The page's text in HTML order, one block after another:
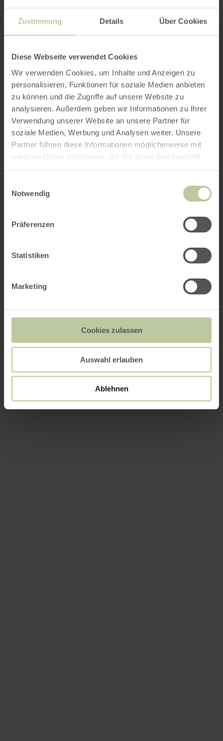
Zustimmung Details Über Cookies
Diese Webseite verwendet Cookies
Wir verwenden Cookies, um Inhalte und Anzeigen zu
personalisieren, Funktionen für soziale Medien anbieten
zu können und die Zugriffe auf unsere Website zu
analysieren. Außerdem geben wir Informationen zu Ihrer
Verwendung unserer Website an unsere Partner für
soziale Medien, Werbung und Analysen weiter. Unsere
Partner führen diese Informationen möglicherweise mit
weiteren Daten zusammen, die Sie ihnen bereitgestellt
Notwendig
Präferenzen
Statistiken
Marketing
Cookies zulassen
Auswahl erlauben
Ablehnen